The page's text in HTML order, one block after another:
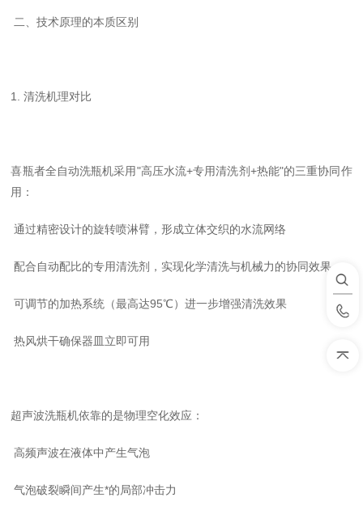
二、技术原理的本质区别
1.清洗机理对比
喜瓶者全自动洗瓶机采用"高压水流+专用清洗剂+热能"的三重协同作
用：
通过精密设计的旋转喷淋臂，形成立体交织的水流网络
配合自动配比的专用清洗剂，实现化学清洗与机械力的协同效果
可调节的加热系统（最高达95℃）进一步增强清洗效果
热风烘干确保器皿立即可用
超声波洗瓶机依靠的是物理空化效应：
高频声波在液体中产生气泡
气泡破裂瞬间产生*的局部冲击力